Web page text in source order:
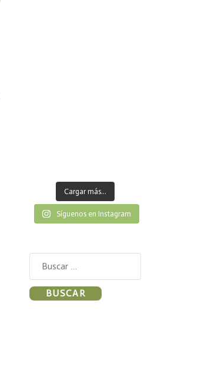
Cargar más...
Síguenos en Instagram
Buscar: